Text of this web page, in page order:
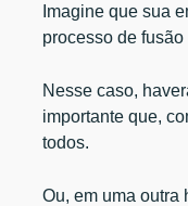
Imagine que sua
processo de
Nesse caso,
importante que,
todos.
Ou, em uma outra